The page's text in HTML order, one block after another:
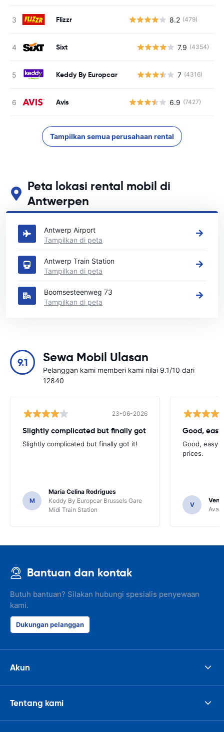
Flizzr 8.2 (479)
Sixt 7.9 (4354)
Keddy By Europcar 7 (4316)
Avis 6.9 (7427)
Tampilkan semua perusahaan rental
Peta lokasi rental mobil di
Antwerpen
Lihat lokasi persewaan mobil utama kami di Antwerpen
Antwerp Airport
Tampilkan di peta
Antwerp Train Station
Tampilkan di peta
Boomsesteenweg 73
Tampilkan di peta
9.1 Sewa Mobil Ulasan
Pelanggan kami memberi kami nilai 9.1/10 dari
12840
23-06-2026
Slightly complicated but finally got
Slightly complicated but finally got it!
M
Maria Celina Rodrigues
Keddy By Europcar Brussels Gare
Midi Train Station
Good,
Good, easy
prices.
V
Bantuan dan kontak
Butuh bantuan? Silakan hubungi spesialis penyewaan
kami.
Dukungan pelanggan
Akun
Tentang kami